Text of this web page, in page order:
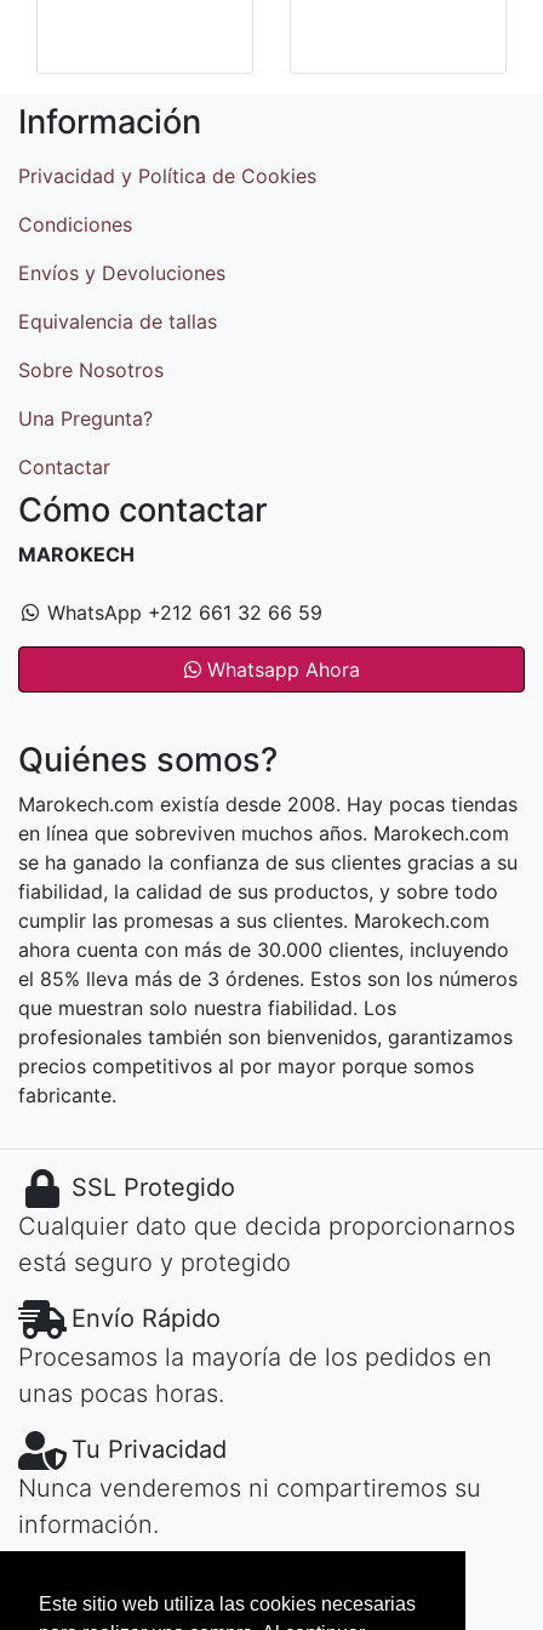
Este sitio web utiliza las cookies necesarias
Información
Privacidad y Política de Cookies
Condiciones
Envíos y Devoluciones
Equivalencia de tallas
Sobre Nosotros
Una Pregunta?
Contactar
Cómo contactar
MAROKECH
WhatsApp +212 661 32 66 59
Whatsapp Ahora
Quiénes somos?
Marokech.com existía desde 2008. Hay pocas tiendas
en línea que sobreviven muchos años. Marokech.com
se ha ganado la confianza de sus clientes gracias a su
fiabilidad, la calidad de sus productos, y sobre todo
cumplir las promesas a sus clientes. Marokech.com
ahora cuenta con más de 30.000 clientes, incluyendo
el 85% lleva más de 3 órdenes. Estos son los números
que muestran solo nuestra fiabilidad. Los
profesionales también son bienvenidos, garantizamos
precios competitivos al por mayor porque somos
fabricante.
SSL Protegido
Cualquier dato que decida proporcionarnos
está seguro y protegido
Envío Rápido
Procesamos la mayoría de los pedidos en
unas pocas horas.
Tu Privacidad
Nunca venderemos ni compartiremos su
información.
Contactarde día o de noche, te